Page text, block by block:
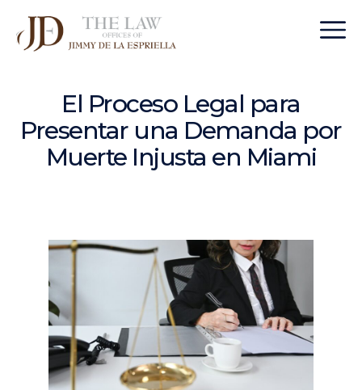
El Proceso Legal para
Presentar una Demanda por
Muerte Injusta en Miami